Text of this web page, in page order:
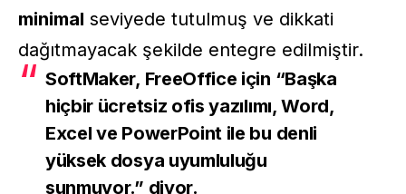
minimal seviyede tutulmuş ve dikkati
dağıtmayacak şekilde entegre edilmiştir.
SoftMaker, FreeOffice için “Başka
hiçbir ücretsiz ofis yazılımı, Word,
Excel ve PowerPoint ile bu denli
yüksek dosya uyumluluğu
sunmuyor.” diyor.